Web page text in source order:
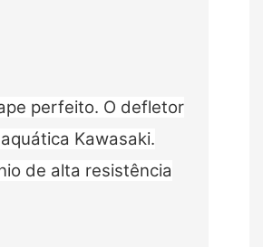
perfeito. O defletor
Kawasaki.
de alta resistência